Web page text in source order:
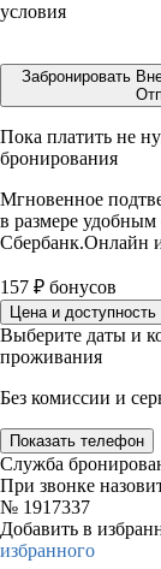
условия
Забронировать
Пока платить не
бронирования
Мгновенное
в размере удобным
Сбербанк.Онлайн
157 ₽ бонусов
Цена и доступность
Выберите даты и
проживания
Без комиссии и
Показать телефон
Служба
При звонке
№ 1917337
Добавить в
избранного